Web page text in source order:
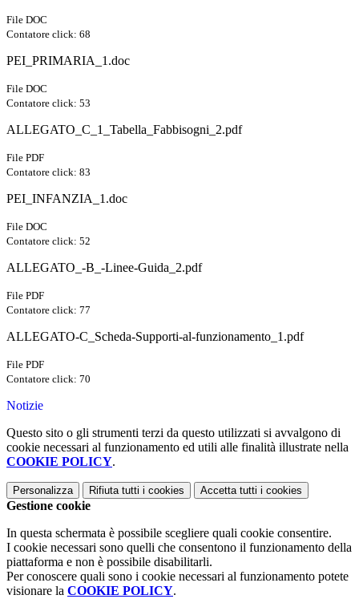
File DOC
Contatore click: 68
PEI_PRIMARIA_1.doc
File DOC
Contatore click: 53
ALLEGATO_C_1_Tabella_Fabbisogni_2.pdf
File PDF
Contatore click: 83
PEI_INFANZIA_1.doc
File DOC
Contatore click: 52
ALLEGATO_-B_-Linee-Guida_2.pdf
File PDF
Contatore click: 77
ALLEGATO-C_Scheda-Supporti-al-funzionamento_1.pdf
File PDF
Contatore click: 70
Notizie
Questo sito o gli strumenti terzi da questo utilizzati si avvalgono di
cookie necessari al funzionamento ed utili alle finalità illustrate nella
COOKIE POLICY.
Personalizza Rifiuta tutti i cookies Accetta tutti i cookies
Gestione cookie
In questa schermata è possibile scegliere quali cookie consentire.
I cookie necessari sono quelli che consentono il funzionamento della
piattaforma e non è possibile disabilitarli.
Per conoscere quali sono i cookie necessari al funzionamento potete
visionare la COOKIE POLICY.